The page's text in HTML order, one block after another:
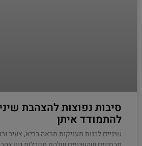
סיבות נפוצות להצהבת
להתמודד איתן
שיניים לבנות מעניקות מראה בריא, צעיר